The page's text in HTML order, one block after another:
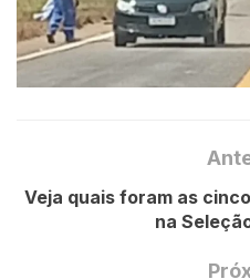
Veja quais foram as
na